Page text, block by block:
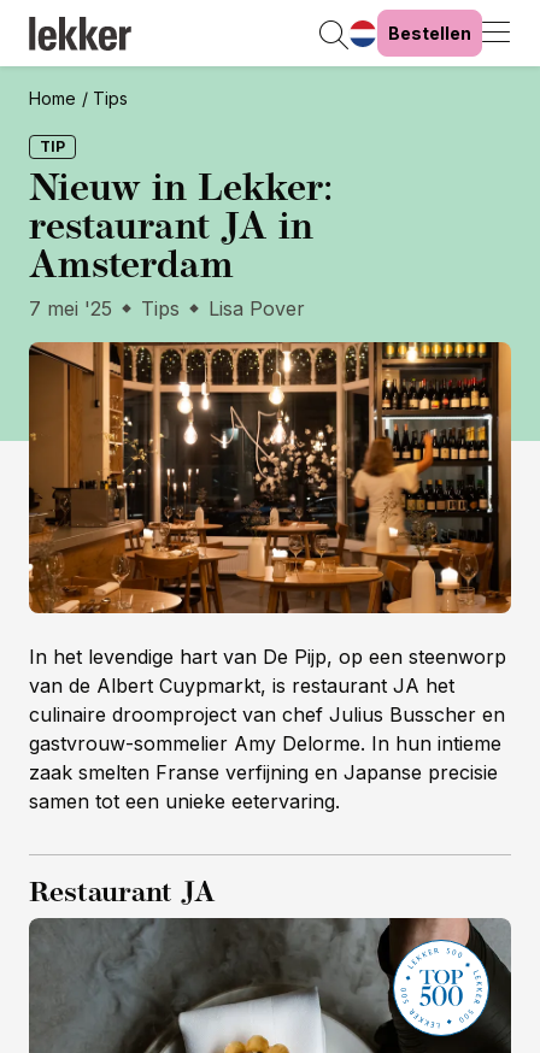
Bestellen
Home Tips
TIP
Nieuw in Lekker:
restaurant JA in
Amsterdam
7 mei '25 Tips Lisa Pover
In het levendige hart van De Pijp, op een steenworp
van de Albert Cuypmarkt, is restaurant JA het
culinaire droomproject van chef Julius Busscher en
gastvrouw-sommelier Amy Delorme. In hun intieme
zaak smelten Franse verfijning en Japanse precisie
samen tot een unieke eetervaring.
Restaurant JA